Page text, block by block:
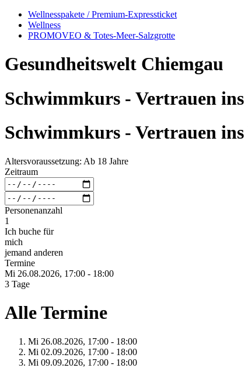
Wellnesspakete / Premium-Expressticket
Wellness
PROMOVEO & Totes-Meer-Salzgrotte
Gesundheitswelt Chiemgau
Schwimmkurs - Vertrauen ins
Schwimmkurs - Vertrauen ins
Altersvoraussetzung: Ab 18 Jahre
Zeitraum
Personenanzahl
1
Ich buche für
mich
jemand anderen
Termine
Mi 26.08.2026, 17:00 - 18:00
3 Tage
Alle Termine
Mi 26.08.2026, 17:00 - 18:00
Mi 02.09.2026, 17:00 - 18:00
Mi 09.09.2026, 17:00 - 18:00